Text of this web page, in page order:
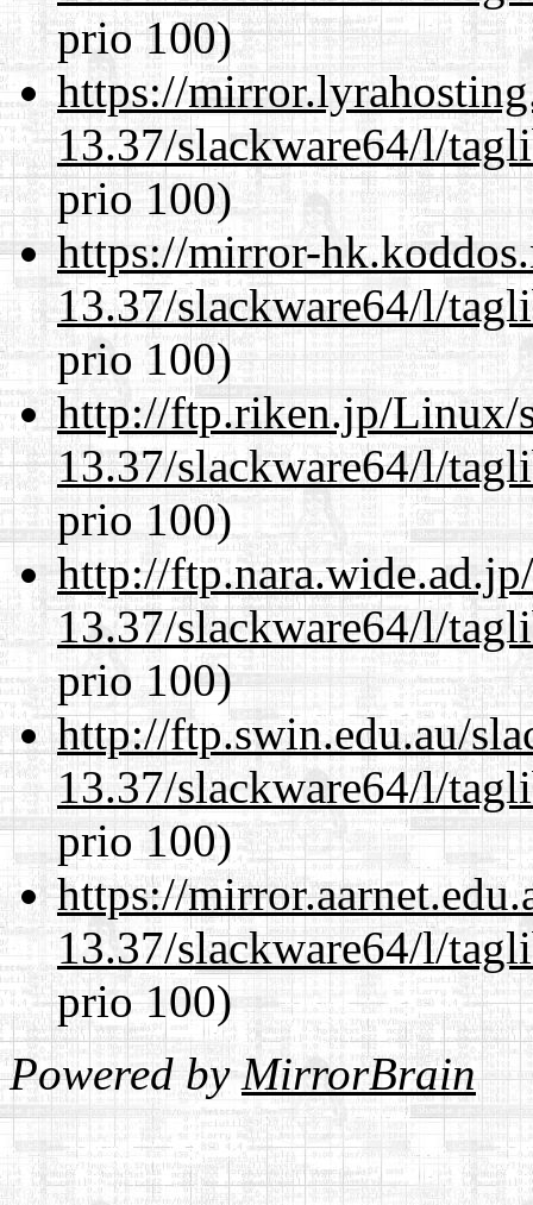
prio 100)
https://
13.37/slackware64/l/
prio 100)
https://mirror-
13.37/slackware64/l/
prio 100)
http://ftp.riken.jp/Linux/
13.37/slackware64/l/
prio 100)
http://
13.37/slackware64/l/
prio 100)
http://ftp.swin.edu.au/
13.37/slackware64/l/
prio 100)
https://
13.37/slackware64/l/
prio 100)
Powered byMirrorBrain